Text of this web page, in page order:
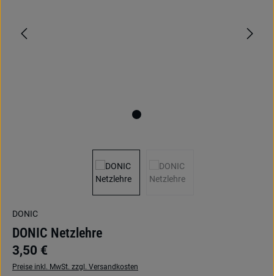
DONIC
DONIC Netzlehre
3,50 €
Preise inkl. MwSt. zzgl. Versandkosten